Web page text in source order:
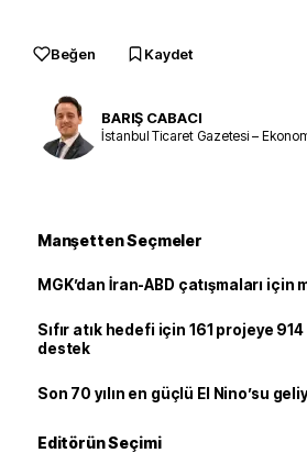
Beğen Kaydet
BARIŞ CABACI
İstanbul Ticaret Gazetesi –
Manşetten Seçmeler
MGK’dan İran-ABD çatışmaları için
Sıfır atık hedefi için 161 projeye
destek
Son 70 yılın en güçlü El Nino’su
Editörün Seçimi